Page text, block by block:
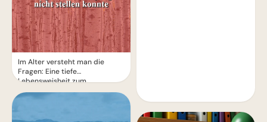
Im Alter versteht man die
Fragen: Eine tiefe
Lebensweisheit zum
Nachdenken